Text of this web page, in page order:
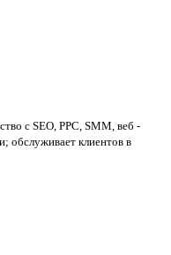
с SEO, PPC, SMM, веб -
обслуживает клиентов в